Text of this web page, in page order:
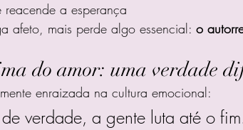
reacende a esperança
afeto, mais perde algo essencial: o
do amor: uma verdade
enraizada na cultura emocional:
verdade, a gente luta até o